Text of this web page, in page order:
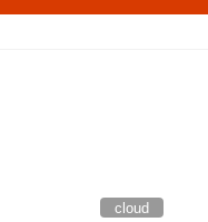
cloud